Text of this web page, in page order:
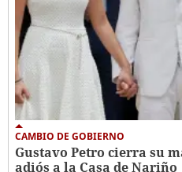
CAMBIO DE GOBIERNO
Gustavo Petro cierra su
adiós a la Casa de Nariño